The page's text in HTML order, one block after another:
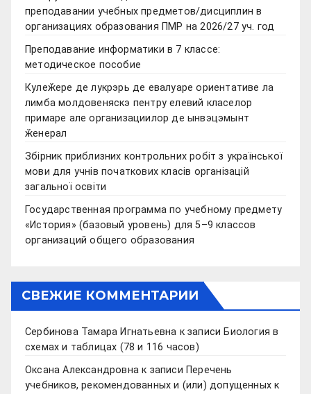
преподавании учебных предметов/дисциплин в
организациях образования ПМР на 2026/27 уч. год
Преподавание информатики в 7 классе:
методическое пособие
Кулеӂере де лукрэрь де евалуаре ориентативе ла
лимба молдовеняскэ пентру елевий класелор
примаре але организациилор де ынвэцэмынт
ӂенерал
Збірник приблизних контрольних робіт з української
мови для учнів початкових класів організацій
загальної освіти
Государственная программа по учебному предмету
«История» (базовый уровень) для 5–9 классов
организаций общего образования
СВЕЖИЕ КОММЕНТАРИИ
Сербинова Тамара Игнатьевна к записи Биология в
схемах и таблицах (78 и 116 часов)
Оксана Александровна к записи Перечень
учебников, рекомендованных и (или) допущенных к